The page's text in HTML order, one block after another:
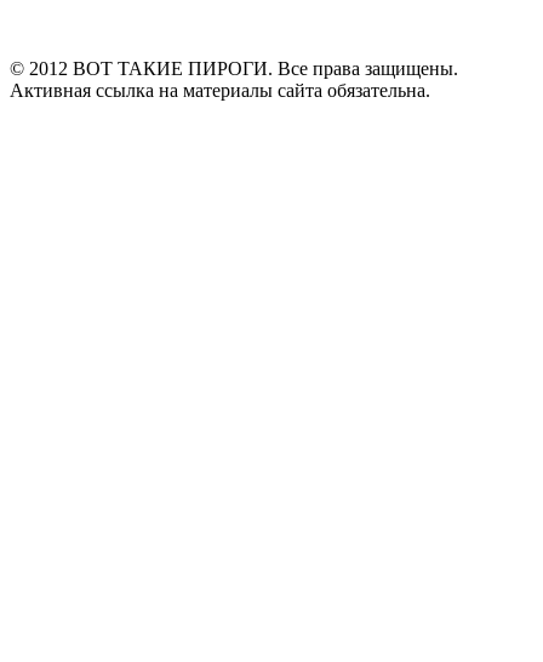
© 2012 ВОТ ТАКИЕ ПИРОГИ. Все права защищены.
Активная ссылка на материалы сайта обязательна.